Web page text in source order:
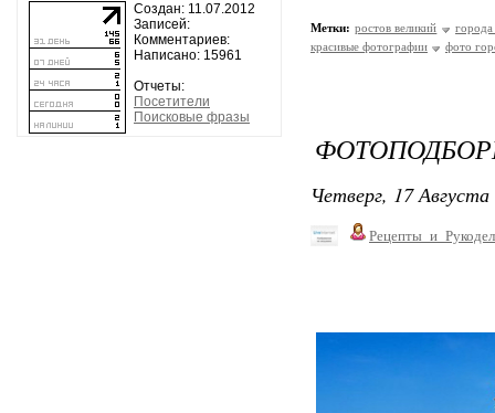
Создан: 11.07.2012
Записей:
Комментариев:
Написано: 15961
Отчеты:
Посетители
Поисковые фразы
Метки: ростов великий
красивые фотографии
фото
Четверг, 17